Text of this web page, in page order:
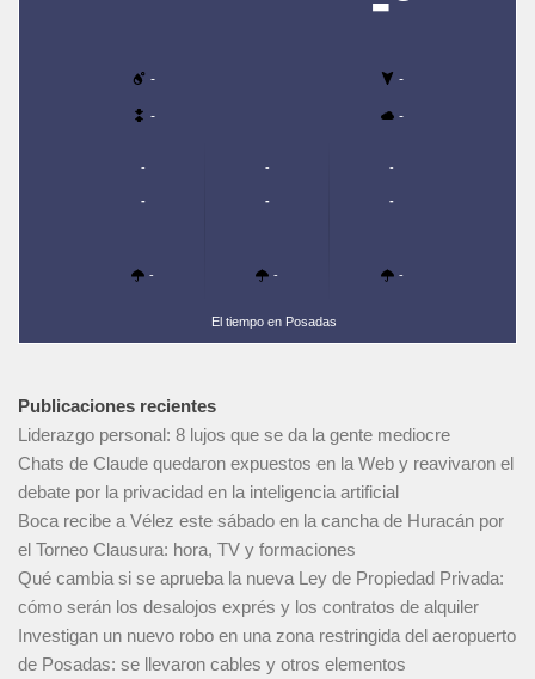
- -
- -
-
-
-
-
-
-
-
-
-
El tiempo en Posadas
Publicaciones recientes
Liderazgo personal: 8 lujos que se da la gente mediocre
Chats de Claude quedaron expuestos en la Web y reavivaron el
debate por la privacidad en la inteligencia artificial
Boca recibe a Vélez este sábado en la cancha de Huracán por
el Torneo Clausura: hora, TV y formaciones
Qué cambia si se aprueba la nueva Ley de Propiedad Privada:
cómo serán los desalojos exprés y los contratos de alquiler
Investigan un nuevo robo en una zona restringida del aeropuerto
de Posadas: se llevaron cables y otros elementos